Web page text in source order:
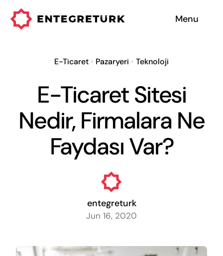
Skip
Menu
Hakkımızda
Neden Biz
E-Ticaret • Pazaryeri • Teknoloji
E-Ticaret Sitesi
Nedir, Firmalara Ne
Faydası Var?
entegreturk
Jun 16, 2020